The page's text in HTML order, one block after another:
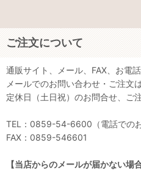
ご注文について
通販サイト、メール、FAX、お電
メールでのお問い合わせ・ご注文
定休日（土日祝）のお問合せ、ご
TEL：0859-54-6600（電話での
FAX：0859-546601
【当店からのメールが届かない場合